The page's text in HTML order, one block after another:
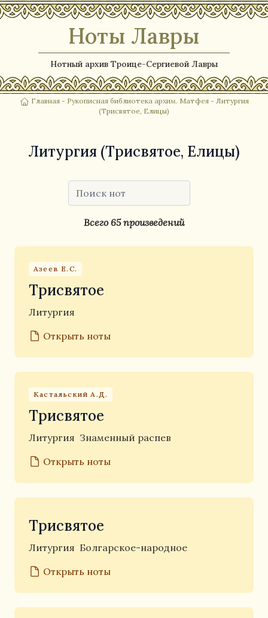
Ноты Лавры
Нотный архив Троице-Сергиевой Лавры
Главная - Рукописная библиотека архим. Матфея- Литургия
(Трисвятое, Елицы)
Литургия (Трисвятое, Елицы)
Всего 65 произведений
Азеев Е.С.
Трисвятое
Литургия
Открыть ноты
Кастальский А.Д.
Трисвятое
Литургия Знаменный распев
Открыть ноты
Трисвятое
Литургия Болгарское-народное
Открыть ноты